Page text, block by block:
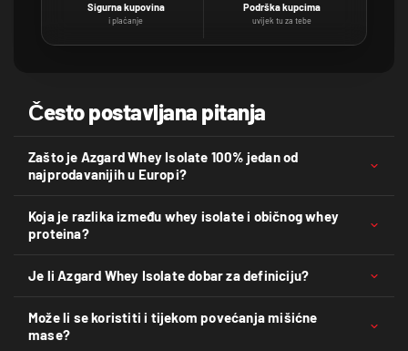
Sigurna kupovina
i plaćanje
Podrška kupcima
uvijek tu za tebe
Često postavljana pitanja
Zašto je Azgard Whey Isolate 100% jedan od
najprodavanijih u Europi?
Koja je razlika između whey isolate i običnog whey
proteina?
Je li Azgard Whey Isolate dobar za definiciju?
Može li se koristiti i tijekom povećanja mišićne
mase?